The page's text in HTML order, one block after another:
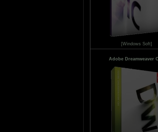
[Windows Soft]
Adobe Dreamweaver